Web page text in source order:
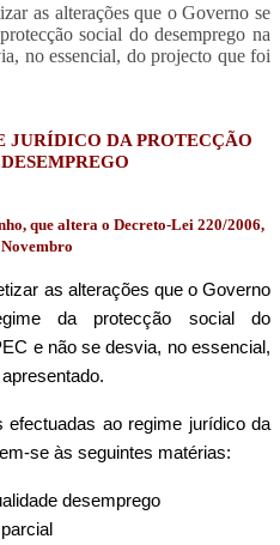
as alterações que o Governo se
social do desemprego na
no essencial, do projecto que foi
JURÍDICO DA PROTECÇÃO
que altera o Decreto-Lei 220/2006,
Novembro
as alterações que o Governo
da protecção social do
e não se desvia, no essencial,
ao regime jurídico da
se às seguintes matérias:
desemprego